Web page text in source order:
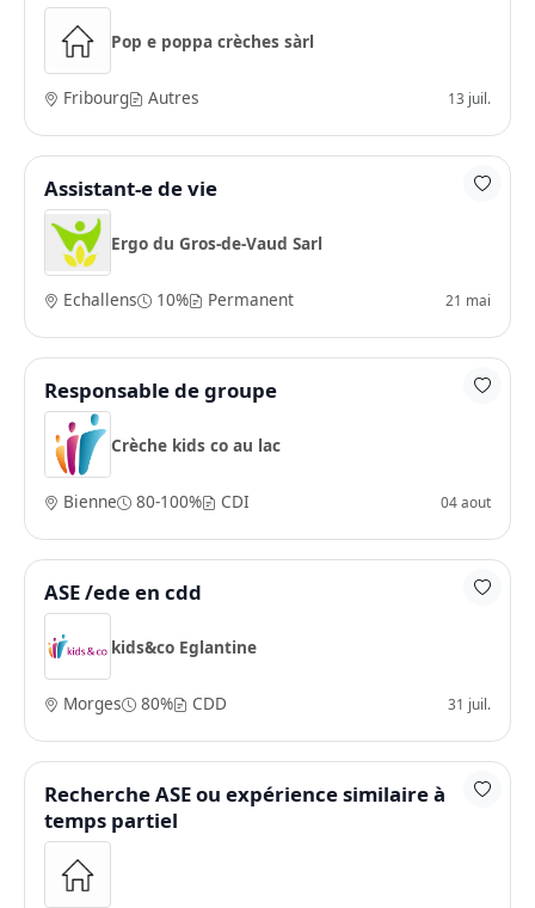
Pop e poppa crèches sàrl
Fribourg Autres 13 juil.
Assistant-e de vie
Ergo du Gros-de-Vaud Sarl
Echallens 10% Permanent 21 mai
Responsable de groupe
Crèche kids co au lac
Bienne 80-100% CDI 04 aout
ASE /ede en cdd
kids&co Eglantine
Morges 80% CDD 31 juil.
Recherche ASE ou expérience similaire à
temps partiel